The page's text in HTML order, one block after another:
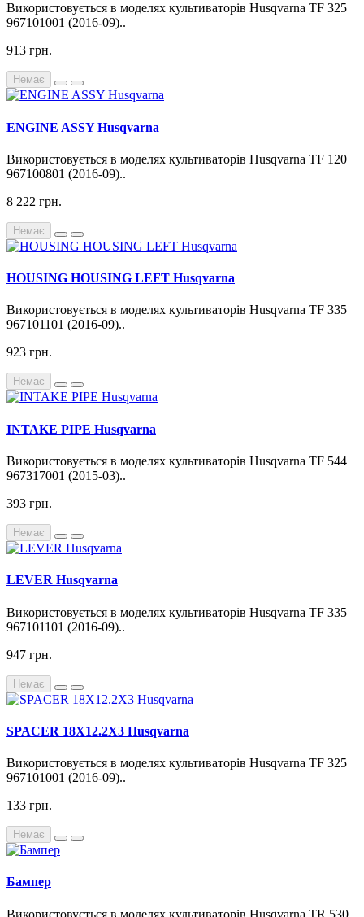
Використовується в моделях культиваторів Husqvarna TF 325
967101001 (2016-09)..
913 грн.
Немає
ENGINE ASSY Husqvarna
Використовується в моделях культиваторів Husqvarna TF 120
967100801 (2016-09)..
8 222 грн.
Немає
HOUSING HOUSING LEFT Husqvarna
Використовується в моделях культиваторів Husqvarna TF 335
967101101 (2016-09)..
923 грн.
Немає
INTAKE PIPE Husqvarna
Використовується в моделях культиваторів Husqvarna TF 544
967317001 (2015-03)..
393 грн.
Немає
LEVER Husqvarna
Використовується в моделях культиваторів Husqvarna TF 335
967101101 (2016-09)..
947 грн.
Немає
SPACER 18X12.2X3 Husqvarna
Використовується в моделях культиваторів Husqvarna TF 325
967101001 (2016-09)..
133 грн.
Немає
Бампер
Використовується в моделях культиваторів Husqvarna TR 530